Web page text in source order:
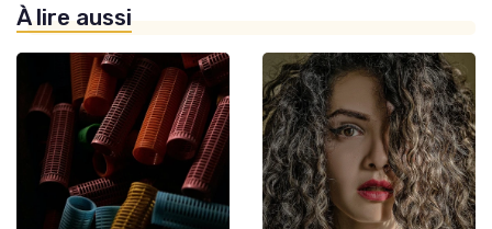
À lire aussi